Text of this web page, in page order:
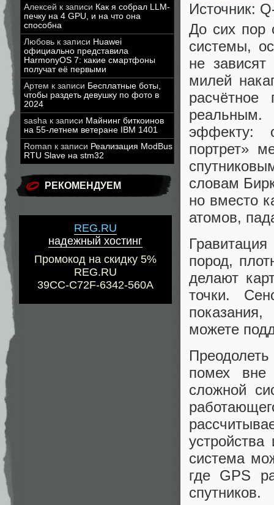
Алексей к записи Как я собрал LLM-
печку на 4 GPU, и на что она
способна
Любовь к записи Huawei
официально представила
HarmonyOS 7: какие смартфоны
получат её первыми
Артем к записи Бесплатные боты,
чтобы раздеть девушку по фото в
2024
sasha к записи Майнинг биткоинов
на 55-летнем ветеране IBM 1401
Roman к записи Реализация ModBus
RTU Slave на stm32
РЕКОМЕНДУЕМ
REG.RU
надежный хостинг
Промокод на скидку 5%
REG.RU
39CC-C72F-6342-560A
Источник:
До сих пор
системы,
не
милей
расчётное
эффекту:
портрет»
словам
но вместо
атомов,
пород,
делают
точки.
можете
помех вне
сложной
система
где GPS
спутников.